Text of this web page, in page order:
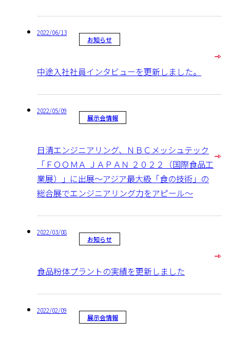
2022/06/13
お知らせ
中途入社社員インタビューを更新しました。
2022/05/09
展示会情報
日清エンジニアリング、ＮＢＣメッシュテック
「ＦＯＯＭＡ ＪＡＰＡＮ ２０２２（国際食品工
業展）」に出展～アジア最大級「食の技術」の
総合展でエンジニアリング力をアピール～
2022/03/08
お知らせ
食品粉体プラントの実績を更新しました
2022/02/09
展示会情報